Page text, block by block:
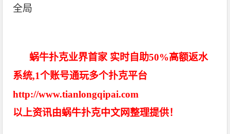
全局
蜗牛扑克业界首家 实时自助50%高额返水
系统,1个账号通玩多个扑克平台
http://www.tianlongqipai.com
以上资讯由蜗牛扑克中文网整理提供！